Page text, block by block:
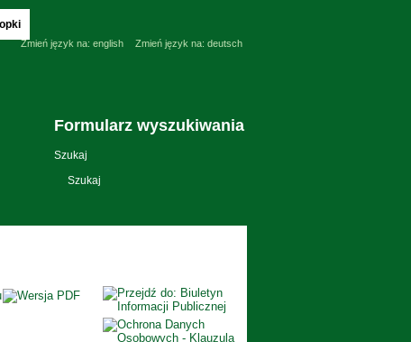
Zmień język na: english Zmień język na: deutsch
Formularz wyszukiwania
Szukaj